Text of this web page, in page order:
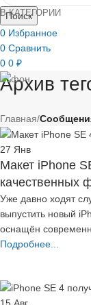
В КАТЕГОРИИ
Поиск
0 Избранное
0 Сравнить
0 0 ₽
Архив
Главная/
27 Янв
Макет iPhone
качественных
Уже давно ходят
выпустить новый
оснащён
Подробнее...